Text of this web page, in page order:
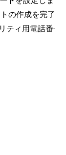
の作成を完了し
ティ用電話番